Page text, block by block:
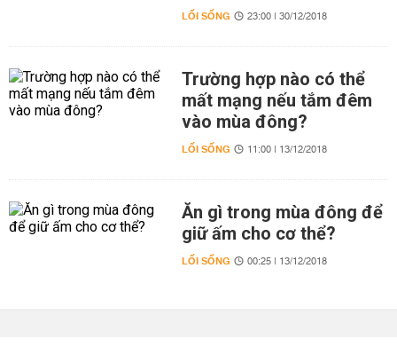
LỐI SỐNG 23:00 | 30/12/2018
Trường hợp nào có thể
mất mạng nếu tắm đêm
vào mùa đông?
LỐI SỐNG 11:00 | 13/12/2018
Ăn gì trong mùa đông để
giữ ấm cho cơ thể?
LỐI SỐNG 00:25 | 13/12/2018